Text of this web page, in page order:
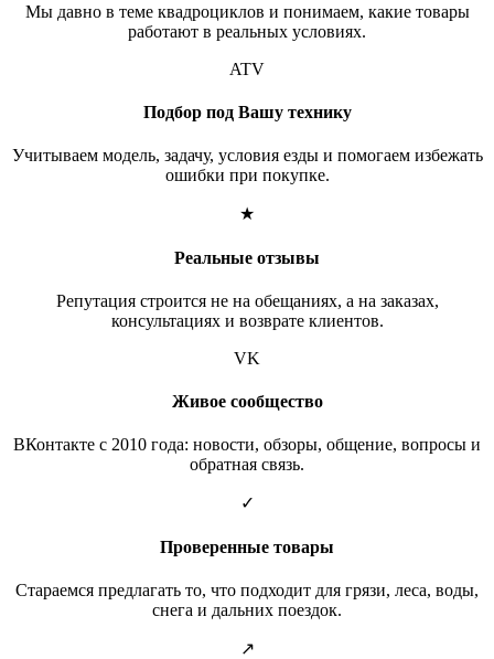
Мы давно в теме квадроциклов и понимаем, какие товары
работают в реальных условиях.
ATV
Подбор под Вашу технику
Учитываем модель, задачу, условия езды и помогаем избежать
ошибки при покупке.
★
Реальные отзывы
Репутация строится не на обещаниях, а на заказах,
консультациях и возврате клиентов.
VK
Живое сообщество
ВКонтакте с 2010 года: новости, обзоры, общение, вопросы и
обратная связь.
✓
Проверенные товары
Стараемся предлагать то, что подходит для грязи, леса, воды,
снега и дальних поездок.
↗